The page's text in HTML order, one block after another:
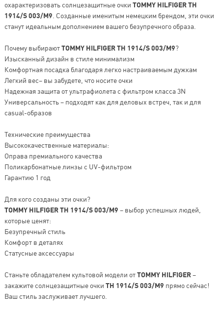
охарактеризовать солнцезащитные очки TOMMY HILFIGER TH
1914/S 003/M9 . Созданные именитым немецким брендом, эти очки
станут идеальным дополнением вашего безупречного образа.
Почему выбираютTOMMY HILFIGER TH 1914/S 003/M9?
Изысканный дизайн в стиле минимализм
Комфортная посадка благодаря легко настраиваемым дужкам
Легкий вес– вы забудете, что носите очки
Надежная защита от ультрафиолета с фильтром класса 3N
Универсальность – подходят как для деловых встреч, так и для
casual-образов
Технические преимущества
Высококачественные материалы:
Оправа премиального качества
Поликарбонатные линзы с UV-фильтром
Гарантию 1 год
Для кого созданы эти очки?
TOMMY HILFIGER TH 1914/S 003/M9 – выбор успешных людей,
которые ценят:
Безупречный стиль
Комфорт в деталях
Статусные аксессуары
Станьте обладателем культовой модели отTOMMY HILFIGER–
закажите солнцезащитные очки TH 1914/S 003/M9 прямо сейчас!
Ваш стиль заслуживает лучшего.